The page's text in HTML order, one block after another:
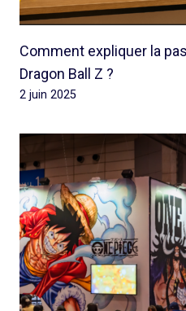
Comment expliquer la
Dragon Ball Z ?
2 juin 2025